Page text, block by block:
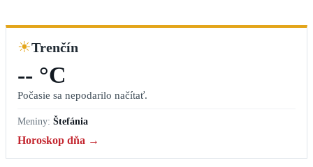
☀Trenčín
-- °C
Počasie sa nepodarilo načítať.
Meniny: Štefánia
Horoskop dňa →